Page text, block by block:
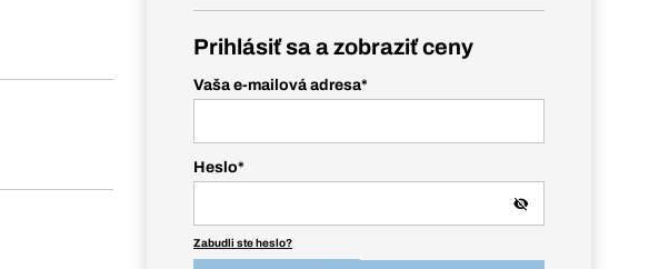
Prihlásiť sa a zobraziť ceny
Vaša e-mailová adresa*
Heslo*
Zabudli ste heslo?